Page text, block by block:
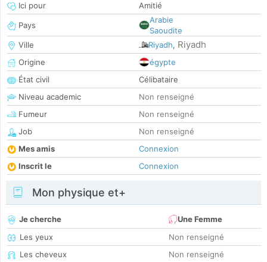
Ici pour
Amitié
Pays
Arabie
Saoudite
Ville
Riyadh, Riyadh
Origine
égypte
État civil
Célibataire
Niveau academic
Non renseigné
Fumeur
Non renseigné
Job
Non renseigné
Mes amis
Connexion
Inscrit le
Connexion
Mon physique et+
Je cherche
Une Femme
Les yeux
Non renseigné
Les cheveux
Non renseigné